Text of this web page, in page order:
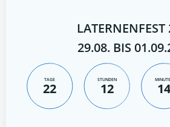
LATERNENFEST
29.08. BIS
TAGE
22
STUNDEN
12